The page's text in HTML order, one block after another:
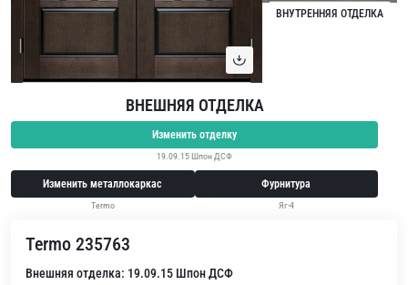
ВНУТРЕННЯЯ ОТДЕЛКА
ВНЕШНЯЯ ОТДЕЛКА
Изменить отделку
19.09.15 Шпон ДСФ
Изменить металлокаркас
Termo
Фурнитура
Яг-4
Termo 235763
Внешняя отделка: 19.09.15 Шпон ДСФ